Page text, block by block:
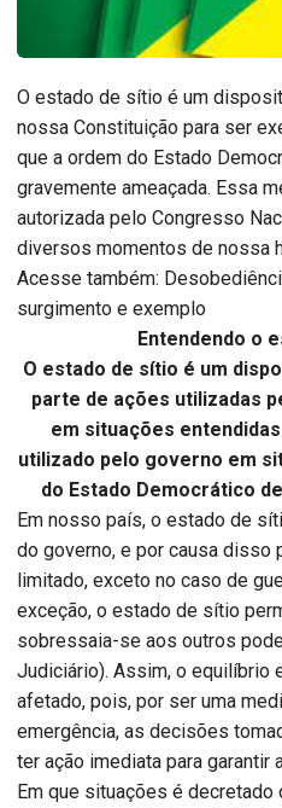
O estado de sítio é um
nossa Constituição para ser
que a ordem do Estado
gravemente ameaçada. Essa
autorizada pelo Congresso
diversos momentos de nossa
Acesse também:
surgimento e exemplo
Entendendo o
O estado de sítio é um
parte de ações utilizadas
em situações
utilizado pelo governo em
do Estado Democrático
Em nosso país, o estado de
do governo, e por causa disso
limitado, exceto no caso de
exceção, o estado de sítio
sobressaia-se aos outros
Judiciário). Assim, o equilíbrio
afetado, pois, por ser uma
emergência, as decisões
ter ação imediata para garantir
Em que situações é